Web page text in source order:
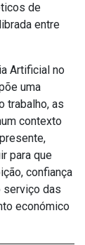
de
entre
Artificial no
uma
trabalho, as
contexto
para que
confiança
serviço das
económico